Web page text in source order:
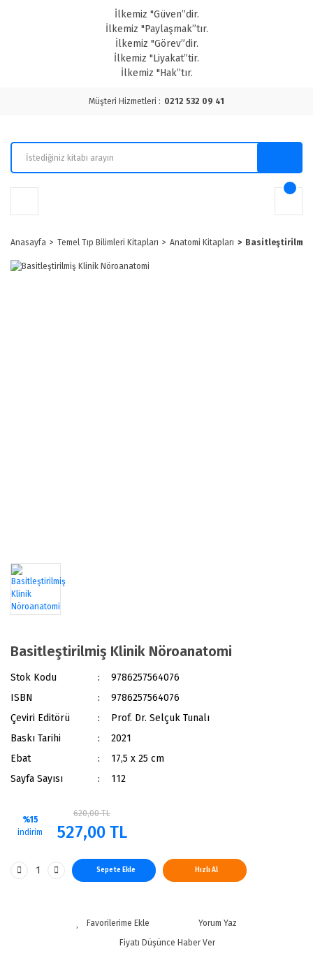
İlkemiz "Güven”dir.
İlkemiz "Paylaşmak”tır.
İlkemiz "Görev”dir.
İlkemiz "Liyakat”tir.
İlkemiz "Hak”tır.
Müşteri Hizmetleri : 0212 532 09 41
Anasayfa Temel Tıp Bilimleri Kitapları Anatomi Kitapları Basitleştirilmiş
Basitleştirilmiş Klinik Nöroanatomi
Stok Kodu
9786257564076
ISBN
9786257564076
Çeviri Editörü
Prof. Dr. Selçuk Tunalı
Baskı Tarihi
2021
Ebat
17,5 x 25 cm
Sayfa Sayısı
112
%15
indirim
620,00 TL
527,00 TL
Sepete Ekle Hızlı Al
Yorum Yaz
Fiyatı Düşünce Haber Ver